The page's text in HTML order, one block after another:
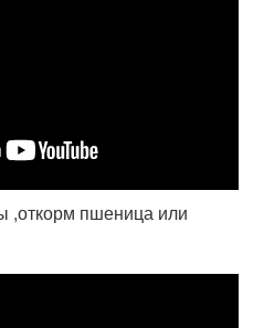
,откорм пшеница или